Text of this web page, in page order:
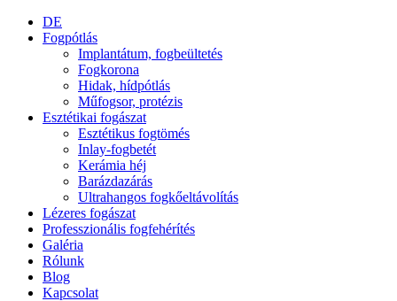
DE
Fogpótlás
Implantátum, fogbeültetés
Fogkorona
Hidak, hídpótlás
Műfogsor, protézis
Esztétikai fogászat
Esztétikus fogtömés
Inlay-fogbetét
Kerámia héj
Barázdazárás
Ultrahangos fogkőeltávolítás
Lézeres fogászat
Professzionális fogfehérítés
Galéria
Rólunk
Blog
Kapcsolat